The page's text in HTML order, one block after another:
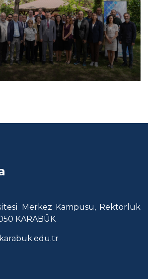
Merkez Kampüsü, Rektörlük
KARABÜK